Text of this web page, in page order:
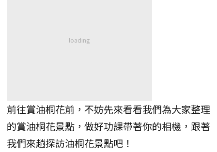
前往賞油桐花前，不妨先來看看我們為大家整理
的賞油桐花景點，做好功課帶著你的相機，跟著
我們來趟探訪油桐花景點吧！